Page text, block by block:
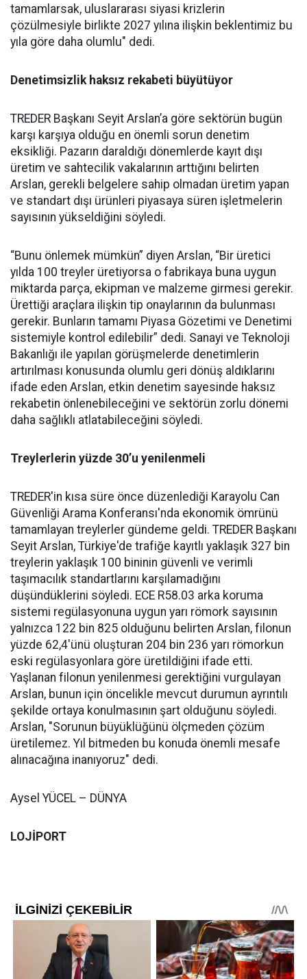
tamamlarsak, uluslararası siya­si krizlerin
çözülmesiyle birlik­te 2027 yılına ilişkin beklentimiz bu
yıla göre daha olumlu" dedi.
Denetimsizlik haksız rekabeti büyütüyor
TREDER Başkanı Seyit Arslan’a göre sektörün bugün
karşı karşıya olduğu en önemli sorun denetim
eksikliği. Pazarın daraldığı dönemlerde kayıt dışı
üretim ve sahtecilik vakalarının arttığını belirten
Arslan, gerekli belgelere sahip olmadan üretim yapan
ve standart dışı ürünleri piyasaya süren işletmelerin
sayısının yükseldiğini söyledi.
“Bunu önlemek mümkün” diyen Arslan, “Bir üretici
yılda 100 treyler üretiyorsa o fabrikaya buna uygun
miktarda parça, ekipman ve malzeme girmesi gerekir.
Ürettiği araçlara ilişkin tip onaylarının da bulunması
gerekir. Bunların tamamı Piyasa Gözetimi ve Denetimi
sistemiyle kontrol edilebilir” dedi. Sanayi ve Teknoloji
Bakanlığı ile yapılan görüşmelerde denetimlerin
artırılması konusunda olumlu geri dönüş aldıklarını
ifade eden Arslan, etkin denetim sayesinde haksız
rekabetin önlenebileceğini ve sektörün zorlu dönemi
daha sağlıklı atlatabileceğini söyledi.
Treylerlerin yüzde 30’u yenilenmeli
TREDER'in kısa süre önce düzenlediği Karayolu Can
Güvenliği Arama Konferansı'nda ekonomik ömrünü
tamamlayan treylerler gündeme geldi. TREDER Başkanı
Seyit Arslan, Türkiye'de trafiğe kayıtlı yaklaşık 327 bin
treylerin yaklaşık 100 bininin güvenli ve verimli
taşımacılık standartlarını karşılamadığını
düşündüklerini söyledi. ECE R58.03 arka koruma
sistemi regülasyonuna uygun yarı römork sayısının
yalnızca 122 bin 825 olduğunu belirten Arslan, filonun
yüzde 62,4'ünü oluşturan 204 bin 236 yarı römorkun
eski regülasyonlara göre üretildiğini ifade etti.
Yaşlanan filonun yenilenmesi gerektiğini vurgulayan
Arslan, bunun için öncelikle mevcut durumun ayrıntılı
şekilde ortaya konulmasının şart olduğunu söyledi.
Arslan, "Sorunun büyüklüğünü ölçmeden çözüm
üretilemez. Yıl bitmeden bu konuda önemli mesafe
alınacağına inanıyoruz" dedi.
Aysel YÜCEL – DÜNYA
LOJİPORT